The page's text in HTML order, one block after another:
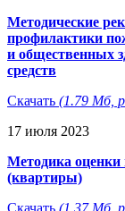
Методические
профилактики
и общественных
средств
Скачать (1.79 Мб,
17 июля 2023
Методика оценки
(квартиры)
Скачать (1.37 Мб,